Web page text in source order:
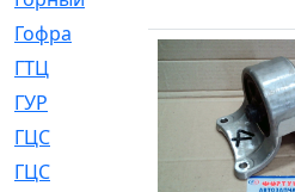
Гофра
[86]
ГТЦ
[96]
ГУР
[34]
ГЦC
[6]
ГЦС
[74]